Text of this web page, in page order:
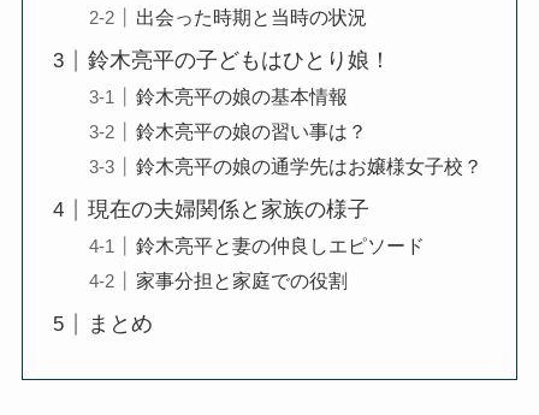
出会った時期と当時の状況
鈴木亮平の子どもはひとり娘！
鈴木亮平の娘の基本情報
鈴木亮平の娘の習い事は？
鈴木亮平の娘の通学先はお嬢様女子校？
現在の夫婦関係と家族の様子
鈴木亮平と妻の仲良しエピソード
家事分担と家庭での役割
まとめ